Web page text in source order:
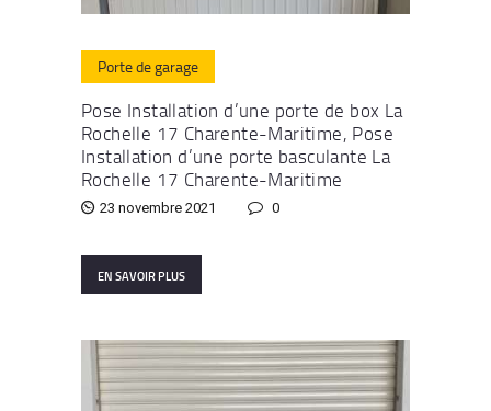
Porte de garage
Pose Installation d’une porte de box La
Rochelle 17 Charente-Maritime, Pose
Installation d’une porte basculante La
Rochelle 17 Charente-Maritime
23 novembre 2021 0
EN SAVOIR PLUS